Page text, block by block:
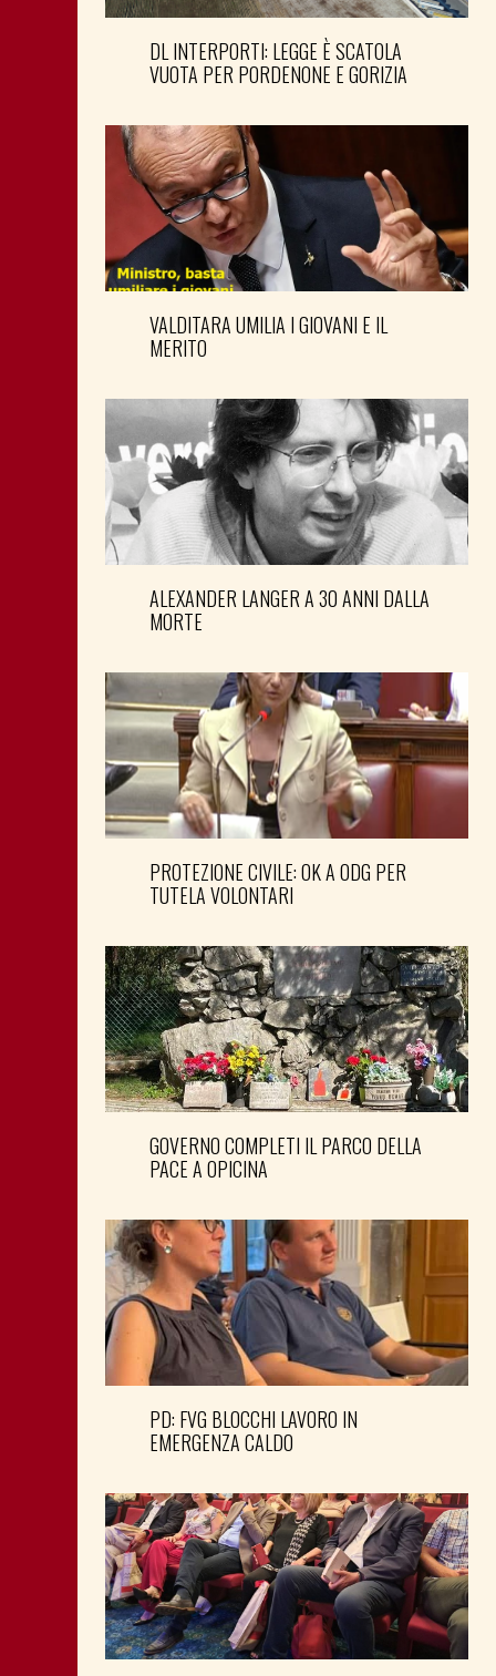
DL INTERPORTI: LEGGE È SCATOLA
VUOTA PER PORDENONE E GORIZIA
VALDITARA UMILIA I GIOVANI E IL
MERITO
ALEXANDER LANGER A 30 ANNI DALLA
MORTE
PROTEZIONE CIVILE: OK A ODG PER
TUTELA VOLONTARI
GOVERNO COMPLETI IL PARCO DELLA
PACE A OPICINA
PD: FVG BLOCCHI LAVORO IN
EMERGENZA CALDO